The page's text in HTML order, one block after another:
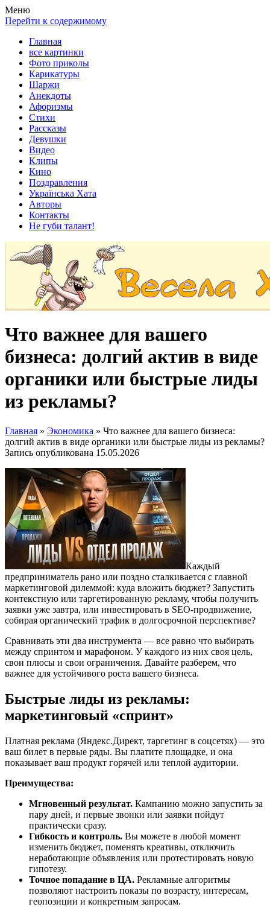
Весела хата — прикольные картинки, смешные истории,
клипы!
Покажем всем ваши фото приколы, карикатуры, шаржи, стихи,
рассказы, видео и песни!
Меню
Перейти к содержимому
Главная
все картинки
Фото приколы
Карикатуры
Шаржи
Анекдоты
Афоризмы
Стихи
Рассказы
Девушки
Видео
Клипы
Кино
Поздравления
Українська Хата
Авторы
Контакты
Не губи талант!
Что важнее для вашего
бизнеса: долгий актив в виде
органики или быстрые лиды
из рекламы?
Главная » Экономика » Что важнее для вашего бизнеса:
долгий актив в виде органики или быстрые лиды из рекламы?
Запись опубликована 15.05.2026
Каждый
предприниматель рано или поздно сталкивается с главной
маркетинговой дилеммой: куда вложить бюджет? Запустить
контекстную или таргетированную рекламу, чтобы получить
заявки уже завтра, или инвестировать в SEO-продвижение,
собирая органический трафик в долгосрочной перспективе?
Сравнивать эти два инструмента — все равно что выбирать
между спринтом и марафоном. У каждого из них своя цель,
свои плюсы и свои ограничения. Давайте разберем, что
важнее для устойчивого роста вашего бизнеса.
Быстрые лиды из рекламы:
маркетинговый «спринт»
Платная реклама (Яндекс.Директ, таргетинг в соцсетях) — это
ваш билет в первые ряды. Вы платите площадке, и она
показывает ваш продукт горячей или теплой аудитории.
Преимущества:
Мгновенный результат. Кампанию можно запустить за
пару дней, и первые звонки или заявки пойдут
практически сразу.
Гибкость и контроль. Вы можете в любой момент
изменить бюджет, поменять креативы, отключить
неработающие объявления или протестировать новую
гипотезу.
Точное попадание в ЦА. Рекламные алгоритмы
позволяют настроить показы по возрасту, интересам,
геопозиции и конкретным запросам.